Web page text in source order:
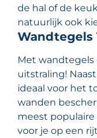
de hal of de
natuurlijk ook
Wandtegels
Met wandtegels
uitstraling!
ideaal voor het
wanden
meest
voor je op een